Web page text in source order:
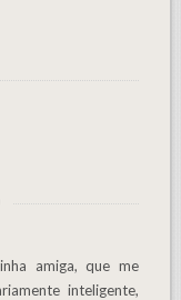
inteligente,